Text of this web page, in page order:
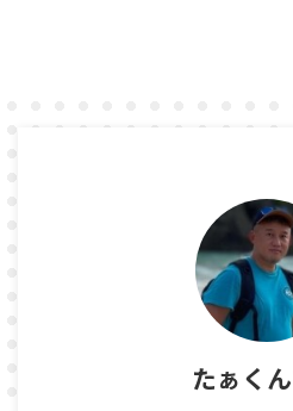
たぁく